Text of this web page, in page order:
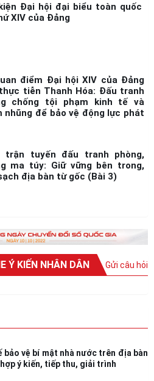
Đại hội đại biểu toàn quốc
XIV của Đảng
điểm Đại hội XIV của Đảng
tiễn Thanh Hóa: Đấu tranh
chống tội phạm kinh tế và
nhũng để bảo vệ động lực phát
trận tuyến đấu tranh phòng,
ma túy: Giữ vững bên trong,
địa bàn từ gốc (Bài 3)
Ý KIẾN NHÂN DÂN Gửi câu hỏi
bảo vệ bí mật nhà nước trên địa bàn
ý kiến, tiếp thu, giải trình